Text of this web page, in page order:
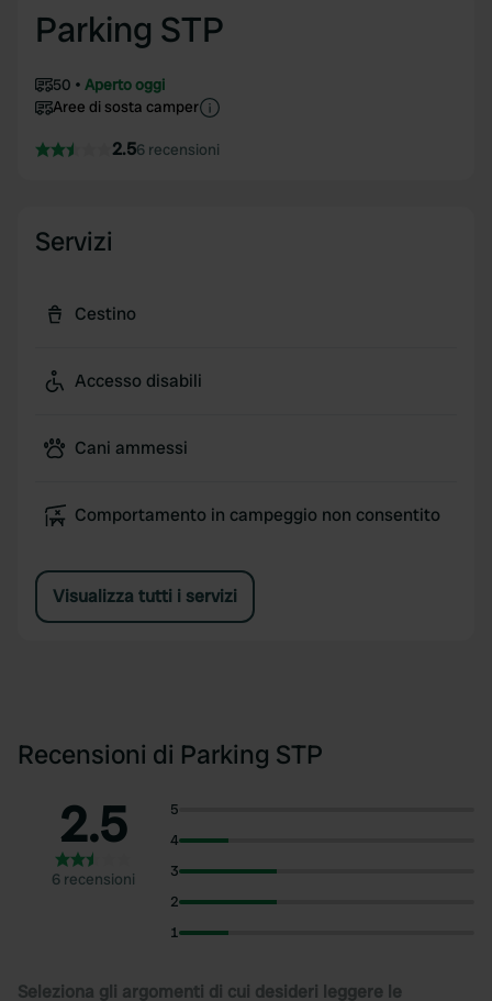
Parking STP
50
Aperto oggi
Aree di sosta camper
2.56 recensioni
Servizi
Cestino
Accesso disabili
Cani ammessi
Comportamento in campeggio non consentito
Visualizza tutti i servizi
Recensioni di Parking STP
2.5
6 recensioni
5
4
3
2
1
Seleziona gli argomenti di cui desideri leggere le